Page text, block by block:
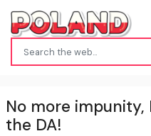
No more impunity,
the DA!